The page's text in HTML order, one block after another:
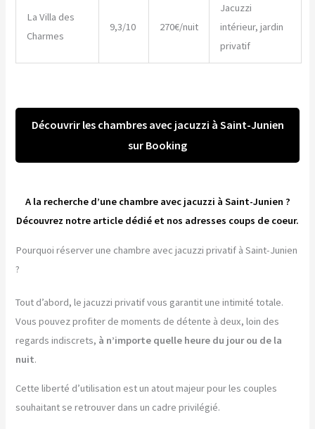
La Villa des
Charmes
9,3/10 270€/nuit
Jacuzzi
intérieur, jardin
privatif
Découvrir les chambres avec jacuzzi à Saint-Junien
sur Booking
A la recherche d’une chambre avec jacuzzi à Saint-Junien ?
Découvrez notre article dédié et nos adresses coups de coeur.
Pourquoi réserver une chambre avec jacuzzi privatif à Saint-Junien
?
Tout d’abord, le jacuzzi privatif vous garantit une intimité totale.
Vous pouvez profiter de moments de détente à deux, loin des
regards indiscrets, à n’importe quelle heure du jour ou de la
nuit.
Cette liberté d’utilisation est un atout majeur pour les couples
souhaitant se retrouver dans un cadre privilégié.